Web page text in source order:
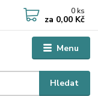
Menu
Hledat
0 ks
za 0,00 Kč